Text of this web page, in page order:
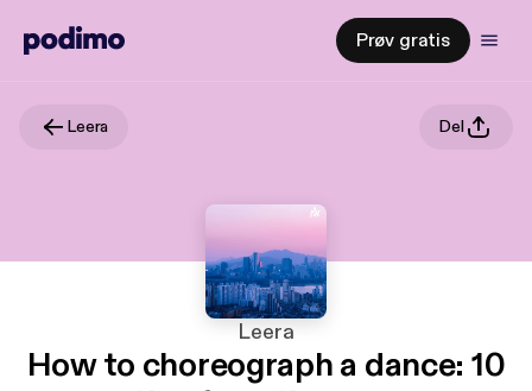
Prøv gratis
Leera Del
Leera
How to choreograph a dance: 10